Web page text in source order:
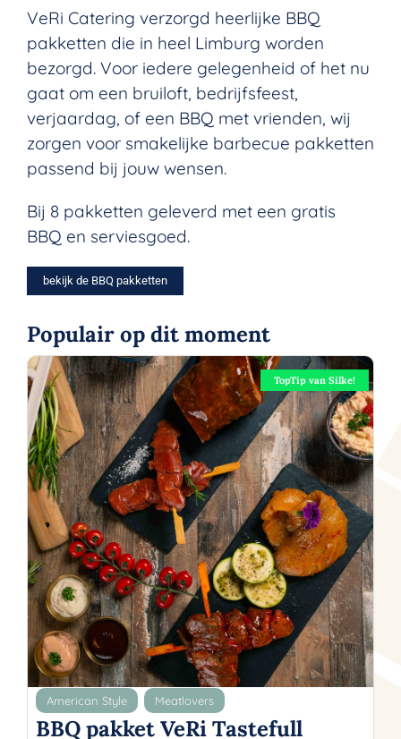
VeRi Catering verzorgd heerlijke BBQ
pakketten die in heel Limburg worden
bezorgd. Voor iedere gelegenheid of het nu
gaat om een bruiloft, bedrijfsfeest,
verjaardag, of een BBQ met vrienden, wij
zorgen voor smakelijke barbecue pakketten
passend bij jouw wensen.
Bij 8 pakketten geleverd met een gratis
BBQ en serviesgoed.
bekijk de BBQ pakketten
Populair op dit moment
TopTip van Silke!
American Style , Meatlovers
BBQ pakket VeRi Tastefull